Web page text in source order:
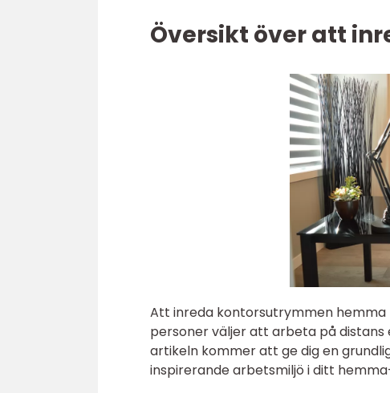
Översikt över att
Att inreda kontorsutrymmen
personer väljer att arbeta på
artikeln kommer att ge dig en
inspirerande arbetsmiljö i ditt